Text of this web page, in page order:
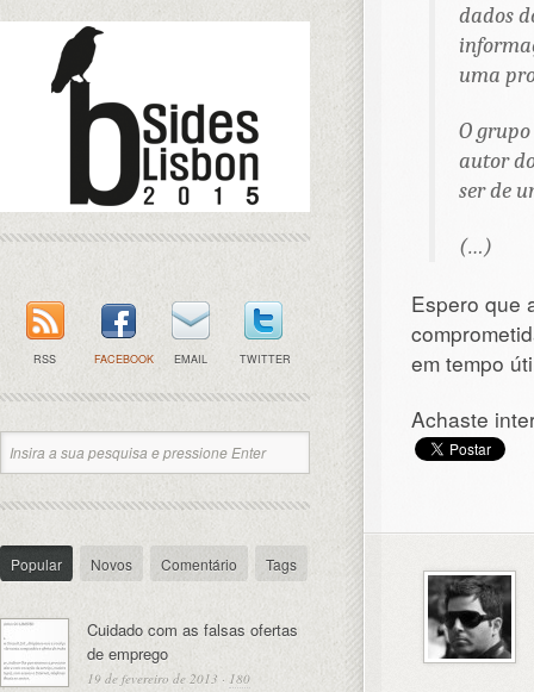
dados
uma
O
autor
ser de
(…)
Espero que
em tempo
Achaste
RSS FACEBOOK EMAIL TWITTER
Popular Novos Comentário Tags
Cuidado com as falsas ofertas
de emprego
19 de fevereiro de 2013 · 180